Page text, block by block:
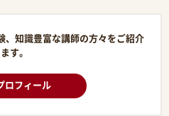
、知識豊富な講師の方々をご紹介
す。
ロフィール